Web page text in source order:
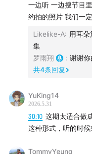
一边听 一边搜节目
约拍的照片 我们一
Likelike-A: 用耳
集
罗雨翔
: 谢谢你
共4条回复
YuKing14
2026.5.31
30:10 这期太适合做
这种形式，听的时
TommyYeung